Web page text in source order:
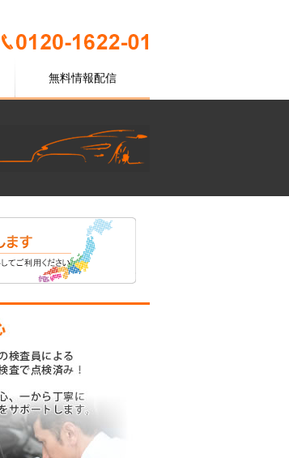
無料情報配信